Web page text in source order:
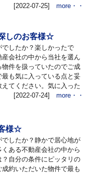
[2022-07-25] more・・
しのお客様☆
でしたか？楽しかったで
会社の中から当社を選ん
件を扱っていたのでご成
も気に入っている点と妥
てください。気に入った
[2022-07-24] more・・
様☆
でしたか？静かで居心地が
ある不動産会社の中から
自分の条件にピッタリの
約いただいた物件で最も